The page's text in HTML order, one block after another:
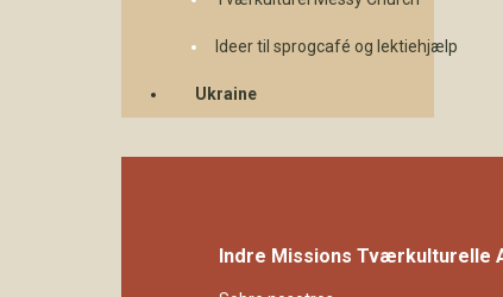
Ideer til sprogcafé og lektiehjælp
Ukraine
Indre Missions Tværkulturelle